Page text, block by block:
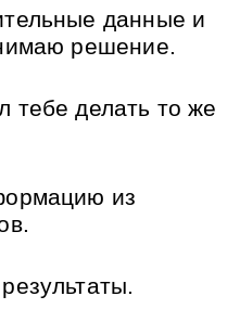
данные и
решение.
тебе делать то же
из